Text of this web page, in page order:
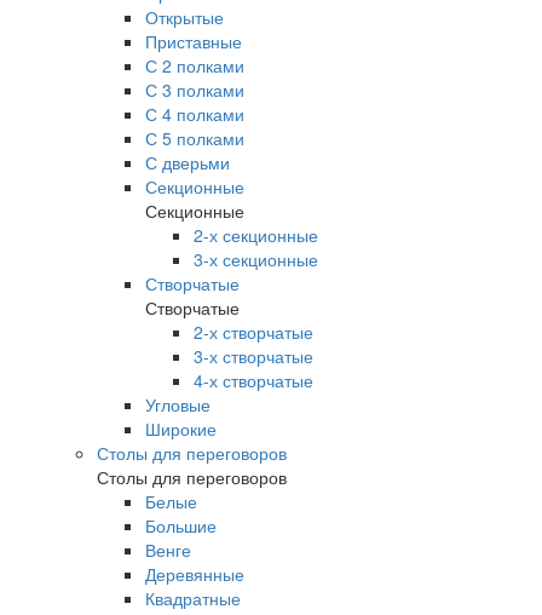
Открытые
Приставные
С 2 полками
С 3 полками
С 4 полками
С 5 полками
С дверьми
Секционные
Секционные
2-х секционные
3-х секционные
Створчатые
Створчатые
2-х створчатые
3-х створчатые
4-х створчатые
Угловые
Широкие
Столы для переговоров
Столы для переговоров
Белые
Большие
Венге
Деревянные
Квадратные